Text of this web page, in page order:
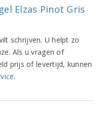
Elzas Pinot Gris
schrijven. U helpt zo
Als u vragen of
prijs of levertijd, kunnen
.